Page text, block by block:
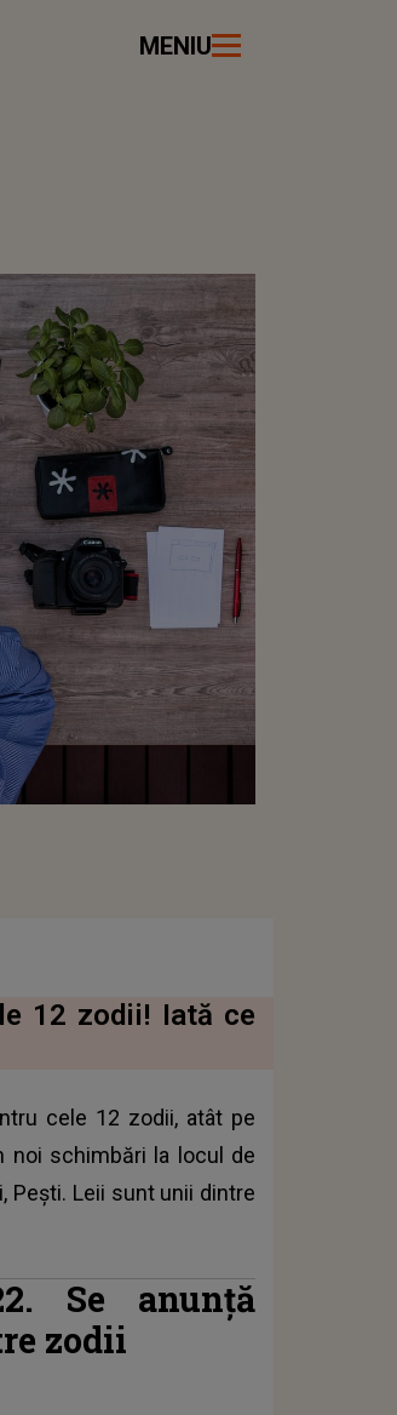
MENIU
12 zodii! Iată ce
cele 12 zodii, atât pe
noi schimbări la locul de
Pești. Leii sunt unii dintre
Se anunță
zodii